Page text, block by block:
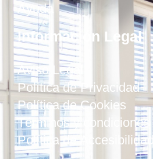
Ayuda
Información Legal
Aviso Legal
Política de Privacidad
Política de Cookies
Términos y condiciones
Política de Accesibilidad